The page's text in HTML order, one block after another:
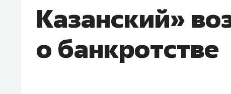
Казанский»
о банкротстве
рынки, почему надо знать аксакалов
чем интересен Оман?